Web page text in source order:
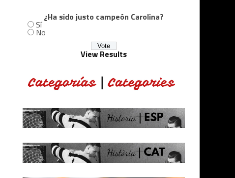
¿Ha sido justo campeón Carolina?
Sí
No
View Results